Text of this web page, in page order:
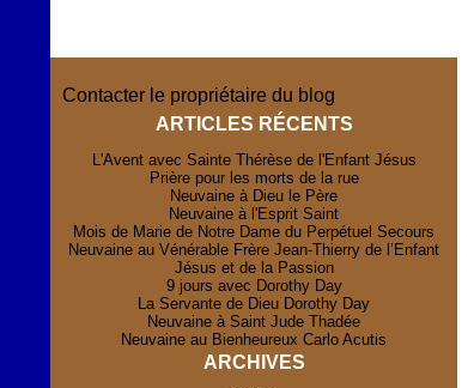
Contacter le propriétaire du blog
ARTICLES RÉCENTS
L'Avent avec Sainte Thérèse de l'Enfant Jésus
Prière pour les morts de la rue
Neuvaine à Dieu le Père
Neuvaine à l'Esprit Saint
Mois de Marie de Notre Dame du Perpétuel Secours
Neuvaine au Vénérable Frère Jean-Thierry de l’Enfant
Jésus et de la Passion
9 jours avec Dorothy Day
La Servante de Dieu Dorothy Day
Neuvaine à Saint Jude Thadée
Neuvaine au Bienheureux Carlo Acutis
ARCHIVES